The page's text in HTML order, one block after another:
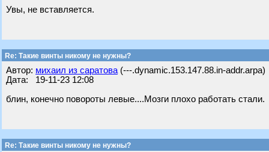
Увы, не вставляется.
Re: Такие винты никому не нужны?
Автор: михаил из саратова (---.dynamic.153.147.88.in-addr.arpa)
Дата: 19-11-23 12:08
блин, конечно повороты левые....Мозги плохо работать стали.
Re: Такие винты никому не нужны?